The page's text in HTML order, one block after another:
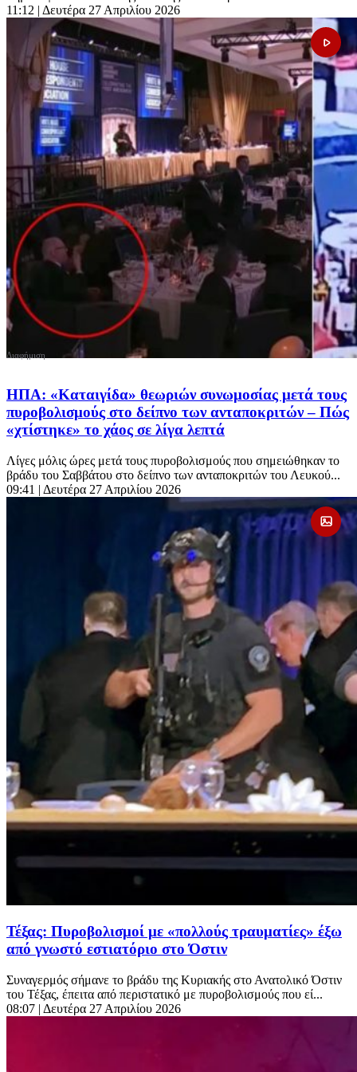
11:12 | Δευτέρα 27 Απριλίου 2026
ΗΠΑ: «Καταιγίδα» θεωριών συνωμοσίας μετά τους
πυροβολισμούς στο δείπνο των ανταποκριτών – Πώς
«χτίστηκε» το χάος σε λίγα λεπτά
Λίγες μόλις ώρες μετά τους πυροβολισμούς που σημειώθηκαν το
βράδυ του Σαββάτου στο δείπνο των ανταποκριτών του Λευκού...
09:41 | Δευτέρα 27 Απριλίου 2026
Τέξας: Πυροβολισμοί με «πολλούς τραυματίες» έξω
από γνωστό εστιατόριο στο Όστιν
Συναγερμός σήμανε το βράδυ της Κυριακής στο Ανατολικό Όστιν
του Τέξας, έπειτα από περιστατικό με πυροβολισμούς που εί...
08:07 | Δευτέρα 27 Απριλίου 2026